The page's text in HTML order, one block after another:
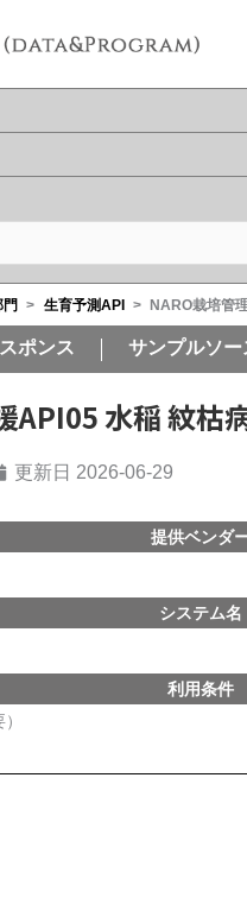
> 生育予測API > NARO栽培管
ポンス サンプルソ
API05 水稲 紋枯
更新日 2026-06-29
提供ベンダ
システム名
利用条件